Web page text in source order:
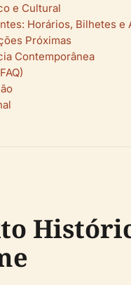
e Cultural
Horários, Bilhetes e
Próximas
Contemporânea